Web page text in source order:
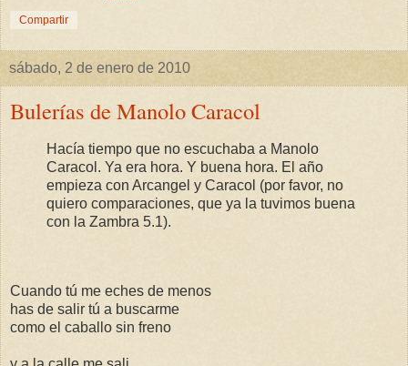
Compartir
sábado, 2 de enero de 2010
Bulerías de Manolo Caracol
Hacía tiempo que no escuchaba a Manolo
Caracol. Ya era hora. Y buena hora. El año
empieza con Arcangel y Caracol (por favor, no
quiero comparaciones, que ya la tuvimos buena
con la Zambra 5.1).
Cuando tú me eches de menos
has de salir tú a buscarme
como el caballo sin freno